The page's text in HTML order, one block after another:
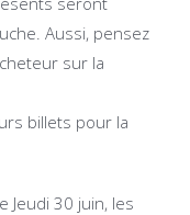
Aussi, pensez
sur la
billets pour la
Jeudi 30 juin, les